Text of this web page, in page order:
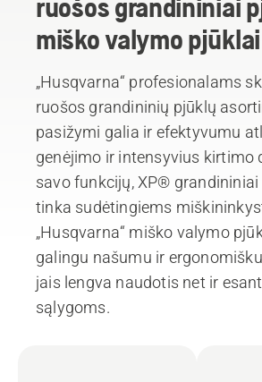
miško valymo pjūklai
„Husqvarna“ profesionalams
ruošos grandininių pjūklų
pasižymi galia ir efektyvumu
genėjimo ir intensyvius kirtimo
savo funkcijų, XP®
tinka sudėtingiems
„Husqvarna“ miško valymo
galingu našumu ir
jais lengva naudotis net ir
sąlygoms.